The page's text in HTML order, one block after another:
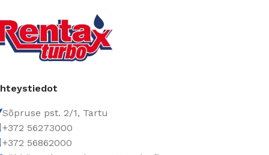
Sõpruse pst. 2/1, Tartu
+372 56273000
+372 56862000